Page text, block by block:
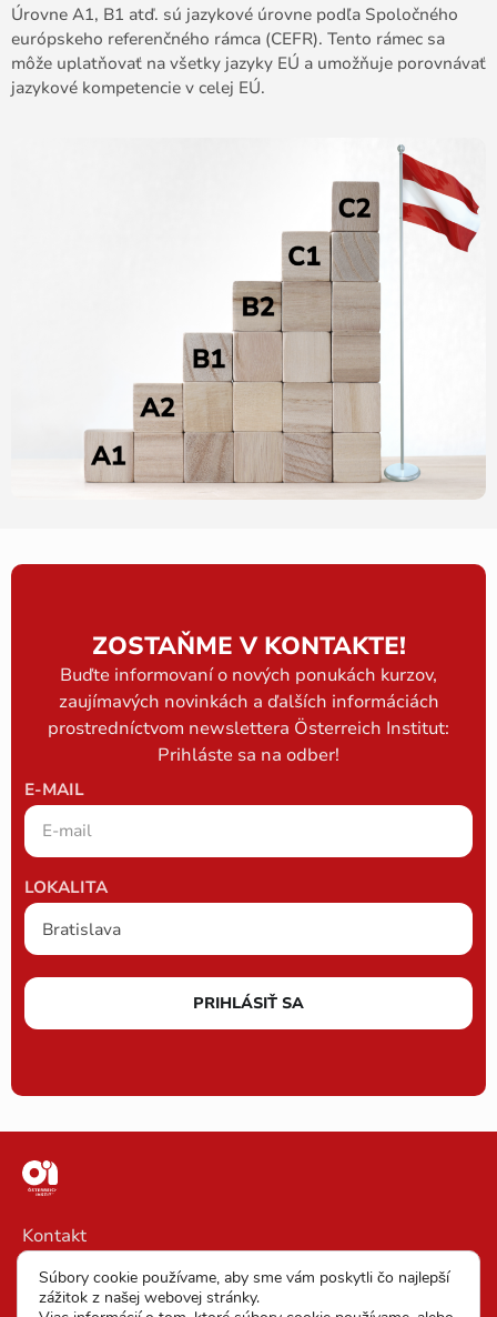
Úrovne A1, B1 atď. sú jazykové úrovne podľa Spoločného
európskeho referenčného rámca (CEFR). Tento rámec sa
môže uplatňovať na všetky jazyky EÚ a umožňuje porovnávať
jazykové kompetencie v celej EÚ.
ZOSTAŇME V KONTAKTE!
Buďte informovaní o nových ponukách kurzov,
zaujímavých novinkách a ďalších informáciách
prostredníctvom newslettera Österreich Institut:
Prihláste sa na odber!
E-MAIL
LOKALITA
PRIHLÁSIŤ SA
Kontakt
Impressum
Súbory cookie používame, aby sme vám poskytli čo najlepší
zážitok z našej webovej stránky.